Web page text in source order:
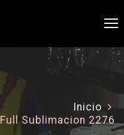
Inicio
Full Sublimacion 2276